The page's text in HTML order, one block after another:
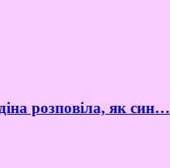
розповіла, як син…